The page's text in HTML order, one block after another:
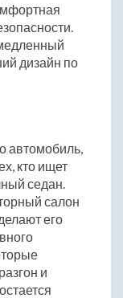
дизайн по
автомобиль,
кто ищет
седан.
салон
его
и